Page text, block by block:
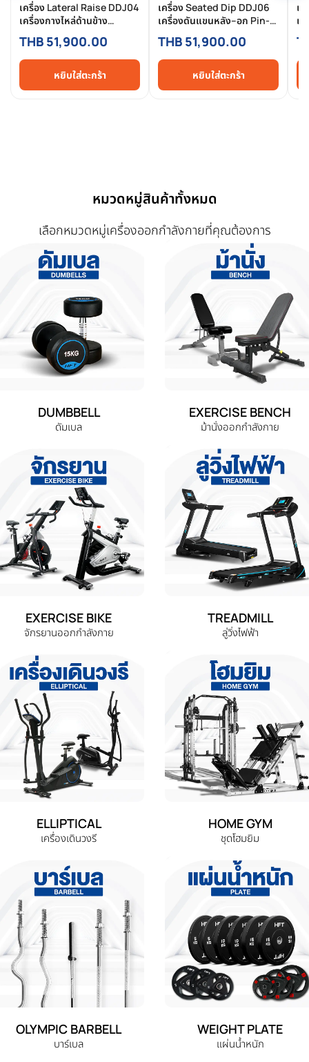
เครื่อง Lateral Raise DDJ04
เครื่องกางไหล่ด้านข้าง
Commercial แบบ Pin-
Selected สำหรับฟิตเนสมือ
อาชีพ
THB 51,900.00
หยิบใส่ตะกร้า
เครื่อง Seated Dip DDJ06
เครื่องดันแขนหลัง–อก Pin-
Selected Commercial
สำหรับฟิตเนสมืออาชีพ
THB 51,900.00
หยิบใส่ตะกร้า
เ
เ
หมวดหมู่สินค้าทั้งหมด
เลือกหมวดหมู่เครื่องออกกำลังกายที่คุณต้องการ
DUMBBELL
ดัมเบล
EXERCISE BENCH
ม้านั่งออกกำลังกาย
EXERCISE BIKE
จักรยานออกกำลังกาย
TREADMILL
ลู่วิ่งไฟฟ้า
ELLIPTICAL
เครื่องเดินวงรี
HOME GYM
ชุดโฮมยิม
OLYMPIC BARBELL
บาร์เบล
WEIGHT PLATE
แผ่นน้ำหนัก